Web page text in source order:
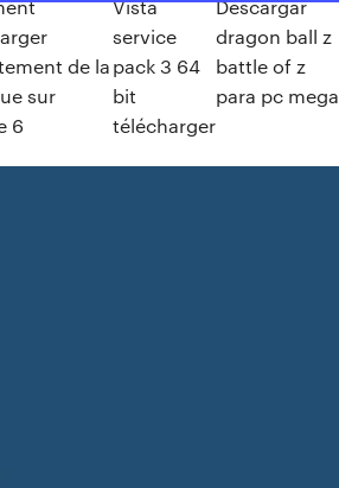
de la
sur
6
Vista
service
pack 3 64
bit
télécharger
Descargar
dragon ball z
battle of z
para pc mega